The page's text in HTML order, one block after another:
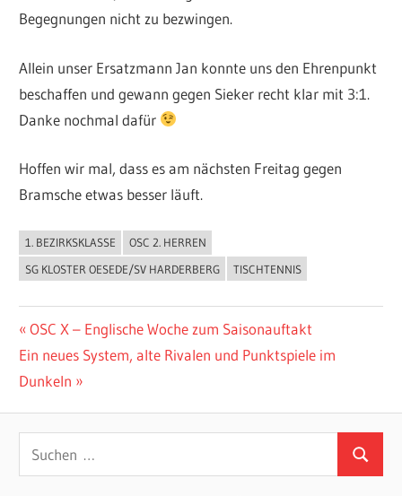
Begegnungen nicht zu bezwingen.
Allein unser Ersatzmann Jan konnte uns den Ehrenpunkt
beschaffen und gewann gegen Sieker recht klar mit 3:1.
Danke nochmal dafür
Hoffen wir mal, dass es am nächsten Freitag gegen
Bramsche etwas besser läuft.
ALLGEMEIN
1. BEZIRKSKLASSE
OSC 2. HERREN
SG KLOSTER OESEDE/SV HARDERBERG
TISCHTENNIS
Beitragsnavigation
Vorheriger
Beitrag:
OSC X – Englische Woche zum Saisonauftakt
Nächster
Beitrag:
Ein neues System, alte Rivalen und Punktspiele im
Dunkeln
Suchen
nach:
Suchen